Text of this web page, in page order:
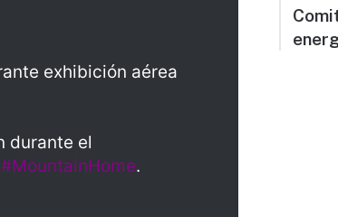
exhibición aérea
durante el
#MountainHome.